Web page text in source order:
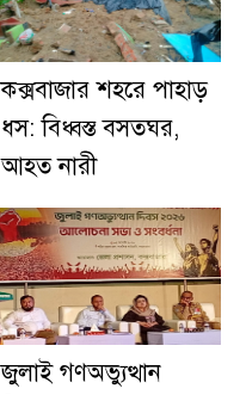
কক্সবাজার শহরে পাহাড়
ধস: বিধ্বস্ত বসতঘর,
আহত নারী
জুলাই গণঅভ্যুত্থান